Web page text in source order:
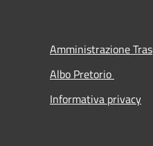
Amministrazione
Albo Pretorio
Informativa privacy